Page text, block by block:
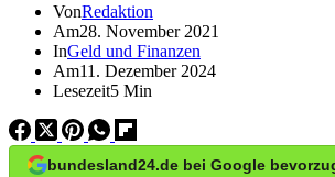
VonRedaktion
Am28. November 2021
InGeld und Finanzen
Am11. Dezember 2024
Lesezeit5 Min
bundesland24.de bei Google